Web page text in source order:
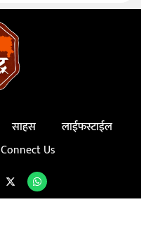
साहस
लाईफस्टाईल
Connect Us